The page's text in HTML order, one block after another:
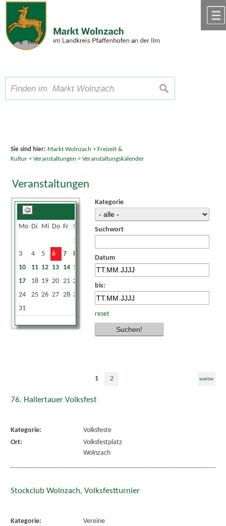
Zum Inhalt,zur Navigation
Schriftgröße A A A suchen
Sie sind hier: Markt Wolnzach > Freizeit &
Kultur> Veranstaltungen > Veranstaltungskalender
Veranstaltungen
Mo Di Mi Do Fr Sa
1
3
4 5 6 7 8
10
11 12 13 14 15
17
18 19 20 21 22
24
25 26 27 28 29
31
Kategorie
Suchwort
Datum
bis:
reset
1 2 weiter
76. Hallertauer Volksfest
Kategorie:
Volksfeste
Ort:
Volksfestplatz
Wolnzach
Stockclub Wolnzach, Volksfestturnier
Kategorie:
Vereine